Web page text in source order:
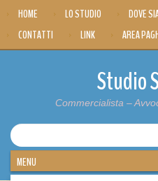
HOME LO STUDIO DOVE
CONTATTI
LINK AREA
Studio
Commercialista –